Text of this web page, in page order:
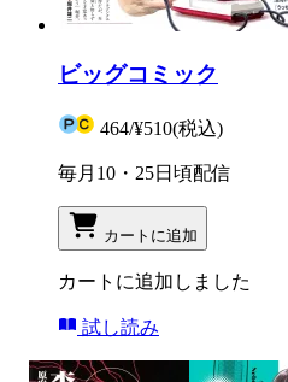
ビッグコミック
464/¥510(税込)
毎月10・25日頃配信
カートに追加
カートに追加しました
試し読み